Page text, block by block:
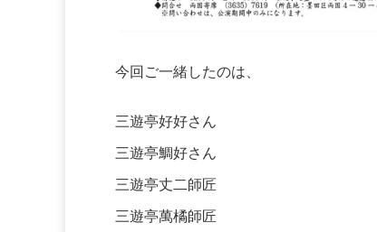
今回ご一緒したのは、
三遊亭好好さん
三遊亭鯛好さん
三遊亭丈二師匠
三遊亭萬橘師匠